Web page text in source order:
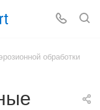
обработки